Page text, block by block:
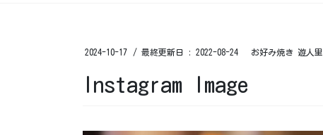
2024-10-17 / 最終更新日 : 2022-08-24 お好み焼き 遊人里
Instagram Image